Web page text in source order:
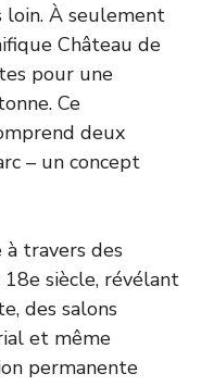
loin. À seulement
Château de
pour une
Ce
deux
– un concept
travers des
siècle, révélant
des salons
et même
permanente